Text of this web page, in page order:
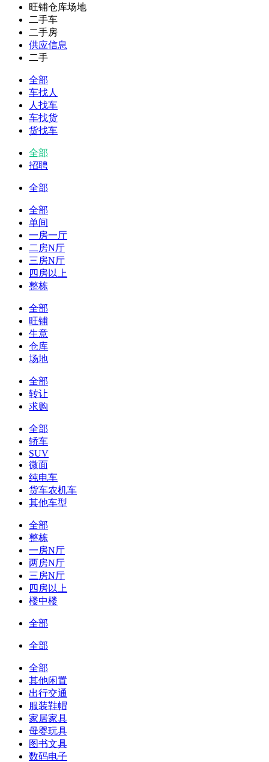
旺铺仓库场地
二手车
二手房
供应信息
二手
全部
车找人
人找车
车找货
货找车
全部
招聘
全部
全部
单间
一房一厅
二房N厅
三房N厅
四房以上
整栋
全部
旺铺
生意
仓库
场地
全部
转让
求购
全部
轿车
SUV
微面
纯电车
货车农机车
其他车型
全部
整栋
一房N厅
两房N厅
三房N厅
四房以上
楼中楼
全部
全部
全部
其他闲置
出行交通
服装鞋帽
家居家具
母婴玩具
图书文具
数码电子